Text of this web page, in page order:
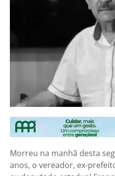
Morreu na manhã desta
anos, o vereador, ex-